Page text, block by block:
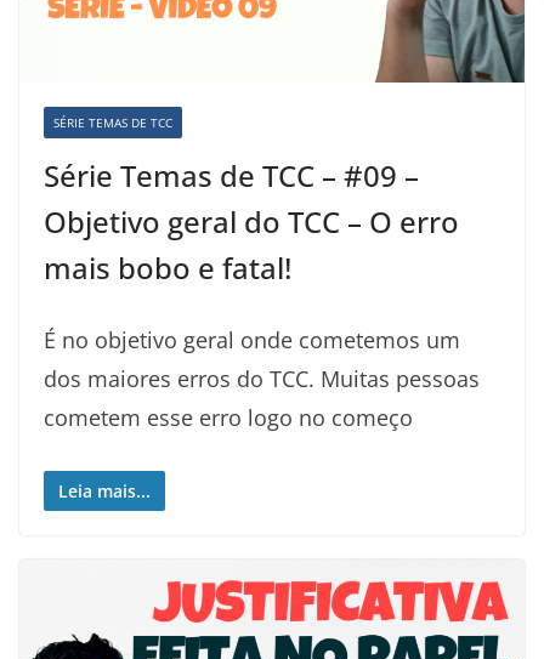
SÉRIE TEMAS DE TCC
Série Temas de TCC – #09 –
Objetivo geral do TCC – O erro
mais bobo e fatal!
É no objetivo geral onde cometemos um
dos maiores erros do TCC. Muitas pessoas
cometem esse erro logo no começo
Leia mais...